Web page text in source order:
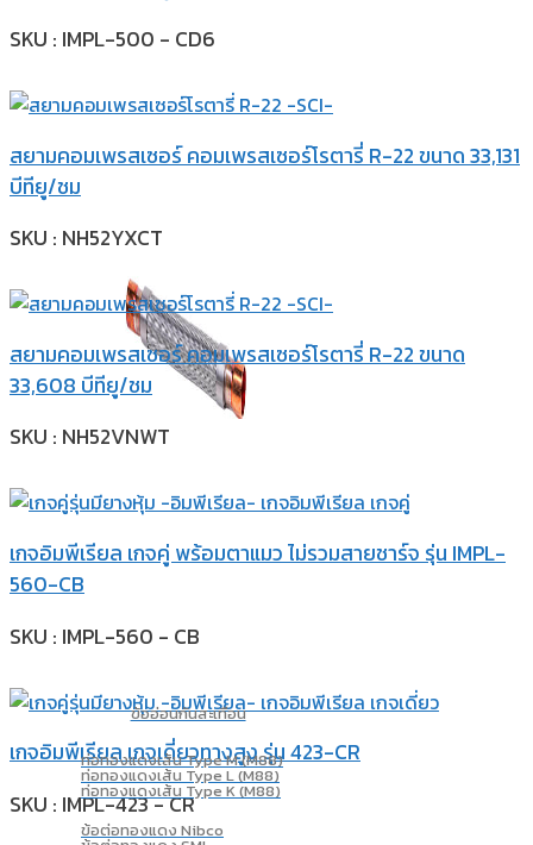
ข้ออ่อนกันสะเทือน
ท่อทองแดงเส้น Type M (M88)
ท่อทองแดงเส้น Type L (M88)
ท่อทองแดงเส้น Type K (M88)
ข้อต่อทองแดง Nibco
SKU : IMPL-500 - CD6
สยามคอมเพรสเซอร์ คอมเพรสเซอร์โรตารี่ R-22 ขนาด 33,131
บีทียู/ชม
SKU : NH52YXCT
สยามคอมเพรสเซอร์ คอมเพรสเซอร์โรตารี่ R-22 ขนาด
33,608 บีทียู/ชม
SKU : NH52VNWT
เกจอิมพีเรียล เกจคู่ พร้อมตาแมว ไม่รวมสายชาร์จ รุ่น IMPL-
560-CB
SKU : IMPL-560 - CB
เกจอิมพีเรียล เกจเดี่ยวทางสูง รุ่น 423-CR
SKU : IMPL-423 - CR